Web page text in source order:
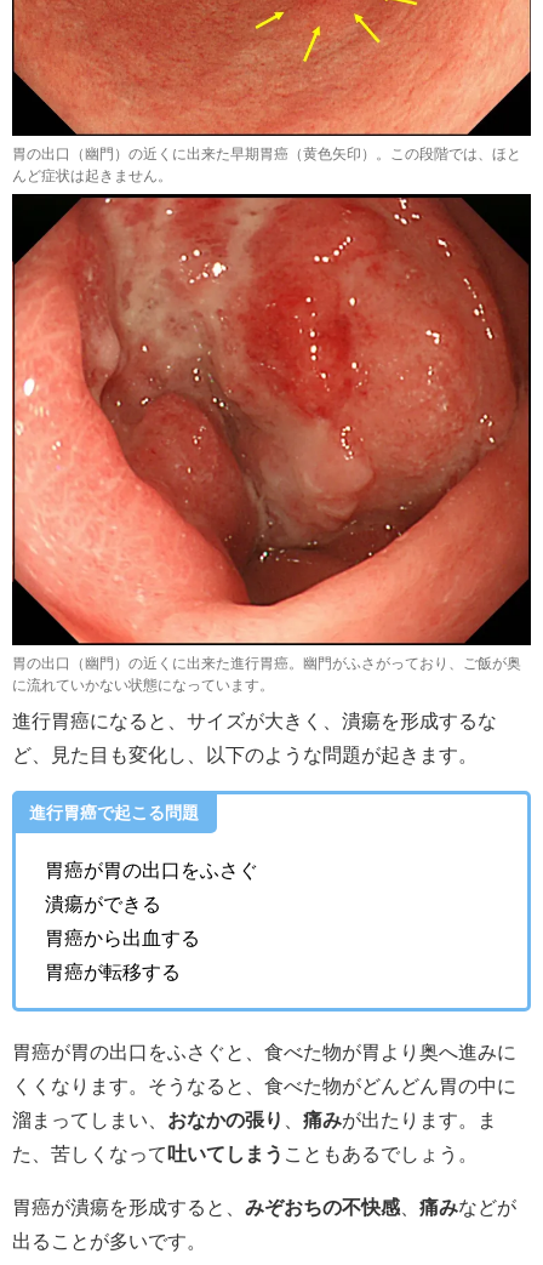
胃の出口（幽門）の近くに出来た早期胃癌（黄色矢印）。この段階では、ほと
んど症状は起きません。
胃の出口（幽門）の近くに出来た進行胃癌。幽門がふさがっており、ご飯が奥
に流れていかない状態になっています。
進行胃癌になると、サイズが大きく、潰瘍を形成するな
ど、見た目も変化し、以下のような問題が起きます。
進行胃癌で起こる問題
胃癌が胃の出口をふさぐ
潰瘍ができる
胃癌から出血する
胃癌が転移する
胃癌が胃の出口をふさぐと、食べた物が胃より奥へ進みに
くくなります。そうなると、食べた物がどんどん胃の中に
溜まってしまい、 おなかの張り 痛みが出たります。ま
た、苦しくなって 吐いてしまう こともあるでしょう。
胃癌が潰瘍を形成すると、 みぞおちの不快感 痛みなどが
出ることが多いです。